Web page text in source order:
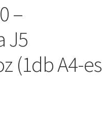
–
J5
(1db A4-es